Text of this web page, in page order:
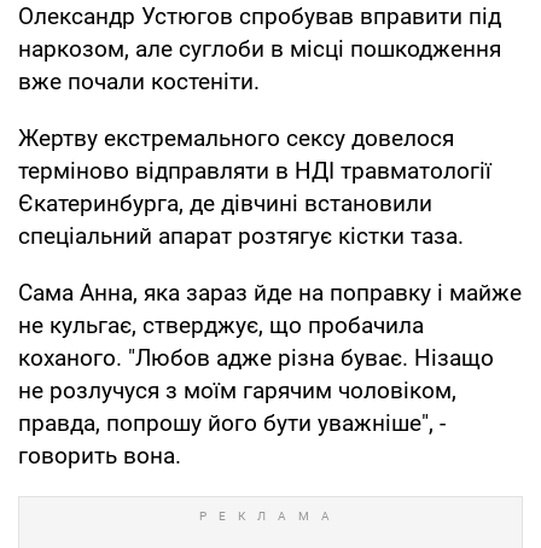
Олександр Устюгов спробував вправити під
наркозом, але суглоби в місці пошкодження
вже почали костеніти.
Жертву екстремального сексу довелося
терміново відправляти в НДІ травматології
Єкатеринбурга, де дівчині встановили
спеціальний апарат розтягує кістки таза.
Сама Анна, яка зараз йде на поправку і майже
не кульгає, стверджує, що пробачила
коханого. "Любов адже різна буває. Нізащо
не розлучуся з моїм гарячим чоловіком,
правда, попрошу його бути уважніше", -
говорить вона.